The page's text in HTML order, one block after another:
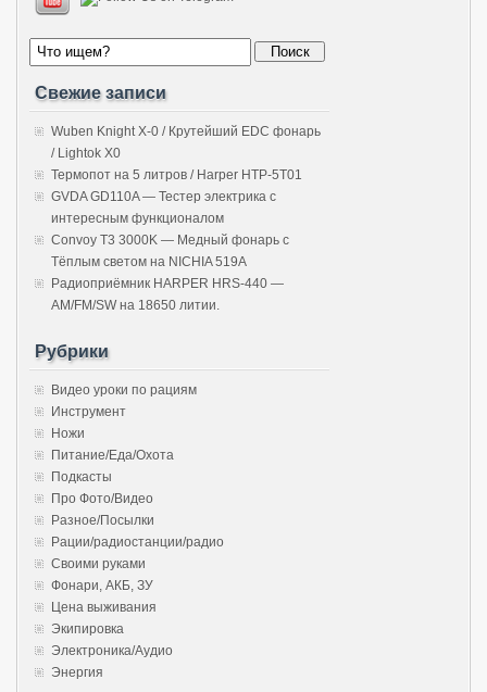
Свежие записи
Wuben Knight X-0 / Крутейший EDC фонарь
/ Lightok X0
Термопот на 5 литров / Harper HTP-5T01
GVDA GD110A — Тестер электрика с
интересным функционалом
Convoy T3 3000K — Медный фонарь с
Тёплым светом на NICHIA 519A
Радиоприёмник HARPER HRS-440 —
AM/FM/SW на 18650 литии.
Рубрики
Видео уроки по рациям
Инструмент
Ножи
Питание/Еда/Охота
Подкасты
Про Фото/Видео
Разное/Посылки
Рации/радиостанции/радио
Своими руками
Фонари, АКБ, ЗУ
Цена выживания
Экипировка
Электроника/Аудио
Энергия